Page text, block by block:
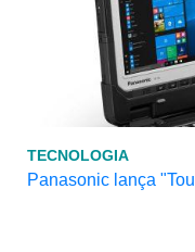
TECNOLOGIA
Panasonic lança